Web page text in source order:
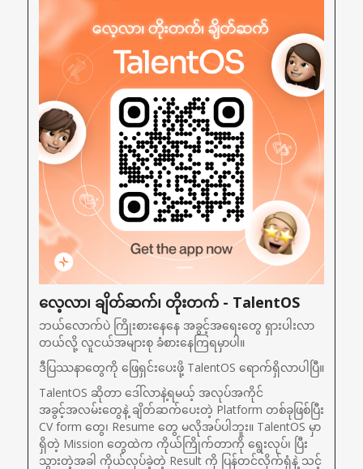
လေ့လာ၊ ချိတ်ဆက်၊ တိုးတက် - TalentOS
ဘယ်လောက်ပဲ ကြိုးစားနေနေ အခွင့်အရေးတွေ ရှားပါးလာ
တယ်လို့ လူငယ်အများစု ခံစားနေကြရမှာပါ။
ဒီပြဿနာတွေကို ဖြေရှင်းပေးဖို့ TalentOS ရောက်ရှိလာပါပြီ။
TalentOS ဆိုတာ ဒေါ်လာနဲ့ရမယ့် အလုပ်အကိုင်
အခွင့်အလမ်းတွေနဲ့ ချိတ်ဆက်ပေးတဲ့ Platform တစ်ခုဖြစ်ပြီး
CV form တွေ၊ Resume တွေ မလိုအပ်ပါဘူး။ TalentOS မှာ
ရှိတဲ့ Mission တွေထဲက ကိုယ်ကြိုက်တာကို ရွေးလုပ်၊ ပြီး
သွားတဲ့အခါ ကိုယ်လုပ်ခဲ့တဲ့ Result ကို ပြန်တင်လိုက်ရုံနဲ့ သင့်